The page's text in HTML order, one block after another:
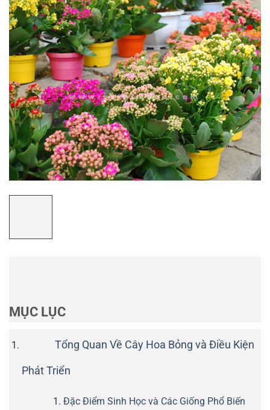
MỤC LỤC
Tổng Quan Về Cây Hoa Bỏng và Điều Kiện
Phát Triển
Đặc Điểm Sinh Học và Các Giống Phổ Biến